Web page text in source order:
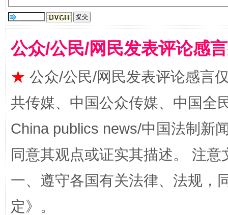
公众/公民/网民发表评论感
★ 公众/公民/网民发表评论感言
共传媒、中国公众传媒、中国全
China publics news/中国法制新
同意其观点或证实其描述。 注
一、遵守各国有关法律、法规，
定》。